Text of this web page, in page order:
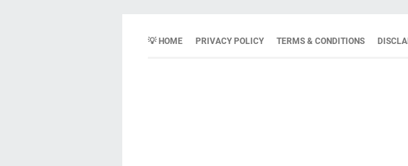
💡 HOME PRIVACY POLICY TERMS & CONDITIONS